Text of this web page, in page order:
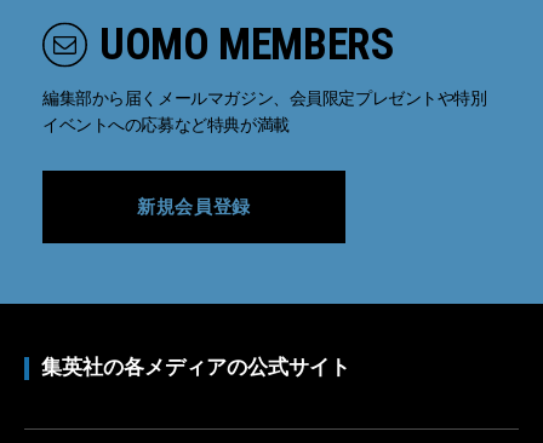
UOMO MEMBERS
編集部から届くメールマガジン、会員限定プレゼントや特別
イベントへの応募など特典が満載
新規会員登録
集英社の各メディアの公式サイト